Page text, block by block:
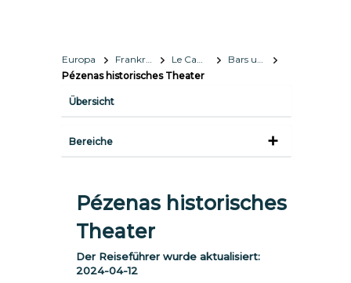
Europa Frankreich Le Cap d'Agde Méditerranée
Bars und Nachtleben
Pézenas historisches Theater
Übersicht
Bereiche
Pézenas historisches
Theater
Der Reiseführer wurde aktualisiert:
2024-04-12